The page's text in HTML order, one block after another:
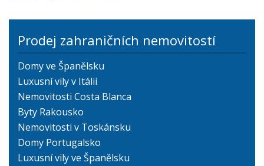
Prodej zahraničních nemovitostí
Domy ve Španělsku
Luxusní vily v Itálii
Nemovitosti Costa Blanca
Byty Rakousko
Nemovitosti v Toskánsku
Domy Portugalsko
Luxusní vily ve Španělsku